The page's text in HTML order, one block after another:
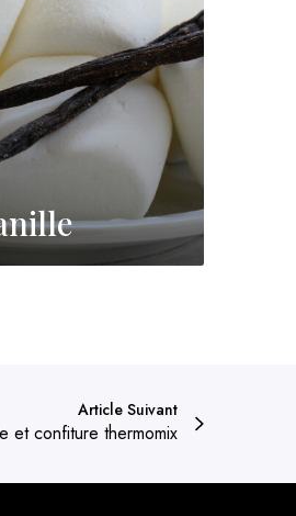
Article Suivant
et confiture thermomix